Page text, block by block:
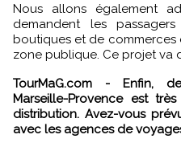
Nous allons également
demandent les
boutiques et de commerces
zone publique. Ce projet va
TourMaG.com - Enfin, dernière question, l'aéroport
Marseille-Provence est
distribution. Avez-vous
avec les agences de